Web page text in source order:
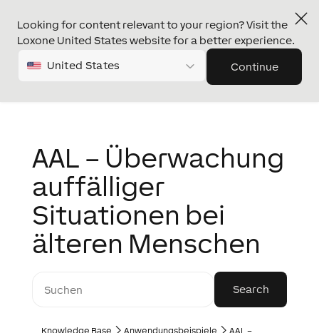
Looking for content relevant to your region? Visit the
Loxone United States website for a better experience.
United States Continue
AAL – Überwachung
auffälliger
Situationen bei
älteren Menschen
Knowledge Base Anwendungs­­­beispiele
AAL –